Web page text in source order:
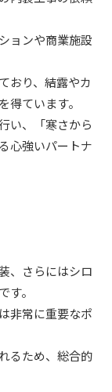
ョンや商業施設
おり、結露やカ
得ています。
い、「寒さから
心強いパートナ
、さらにはシロ
す。
非常に重要なポ
るため、総合的